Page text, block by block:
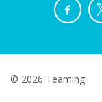
© 2026 Teaming